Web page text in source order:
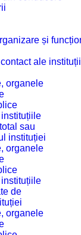
și
ale
organele
sau
instituției
organele
de
organele